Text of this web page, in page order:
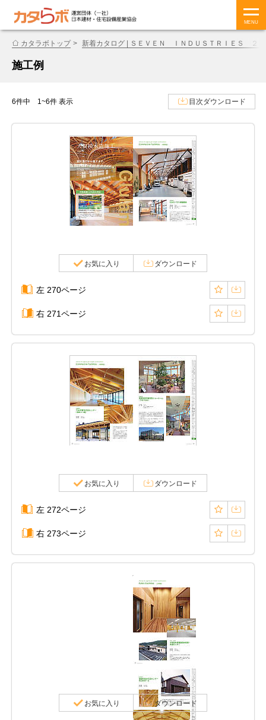
MENU
カタラボトップ 新着カタログ | ＳＥＶＥＮ ＩＮＤＵＳＴＲＩＥＳ ２
施工例
6件中 1~6件 表示 目次ダウンロード
お気に入り ダウンロード
左 270ページ
右 271ページ
お気に入り ダウンロード
左 272ページ
右 273ページ
お気に入り ダウンロード